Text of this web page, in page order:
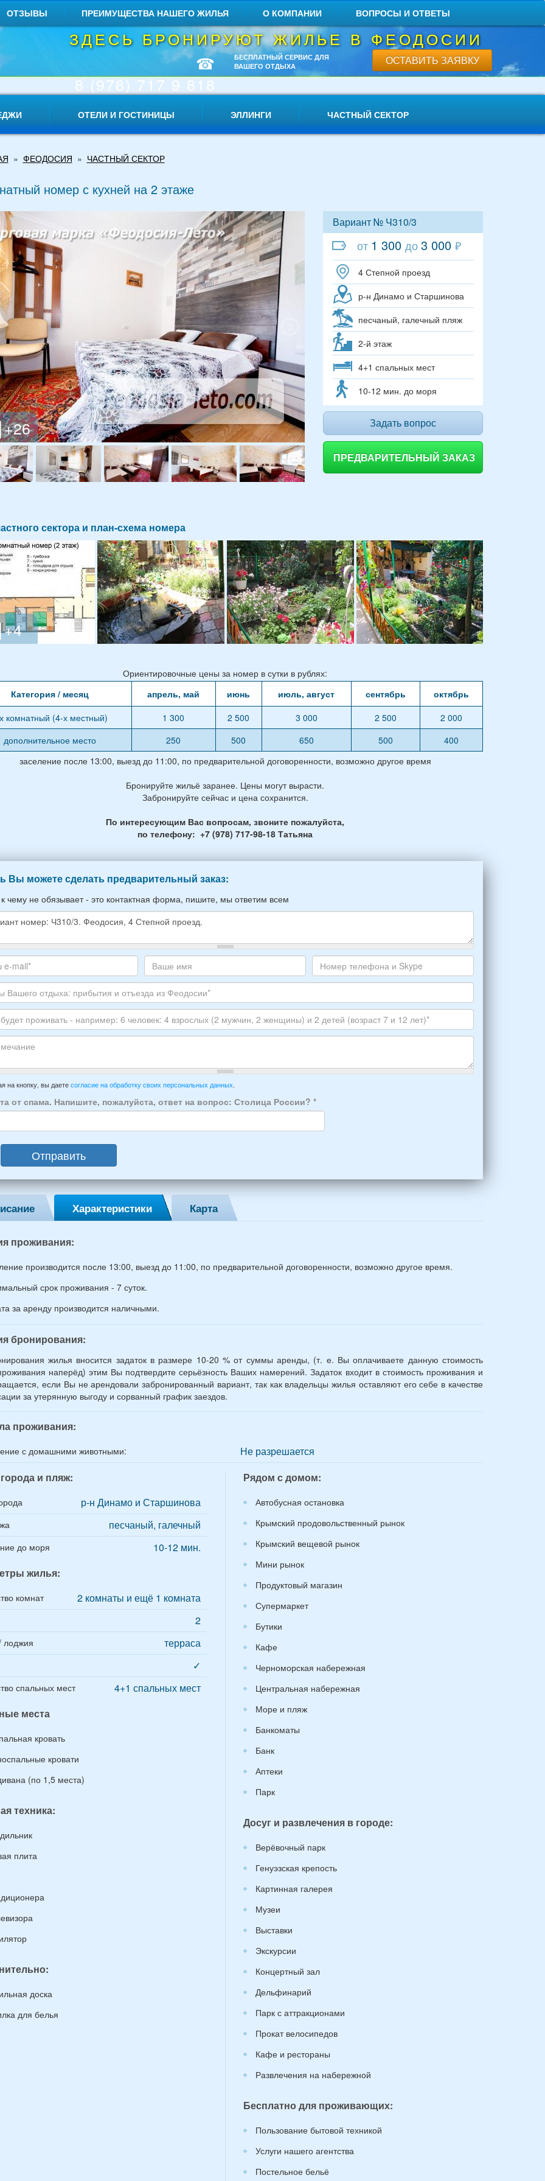
ОТЗЫВЫ ПРЕИМУЩЕСТВА НАШЕГО ЖИЛЬЯ О КОМПАНИИ ВОПРОСЫ И ОТВЕТЫ
ЗДЕСЬ БРОНИРУЮТ ЖИЛЬЕ В ФЕОДОСИИ
☎
8 (978) 717 9 818
БЕСПЛАТНЫЙ СЕРВИС ДЛЯ
ВАШЕГО ОТДЫХА
ОСТАВИТЬ ЗАЯВКУ
ОТЕЛИ И ГОСТИНИЦЫ ЭЛЛИНГИ ЧАСТНЫЙ СЕКТОР
» ФЕОДОСИЯ » ЧАСТНЫЙ СЕКТОР
номер с кухней на 2 этаже
Вариант № Ч310/3
от 1 300до3 000₽
4 Степной проезд
р-н Динамо и Старшинова
песчаный, галечный пляж
2-й этаж
4+1 спальных мест
10-12 мин. до моря
Задать вопрос
ПРЕДВАРИТЕЛЬНЫЙ ЗАКАЗ
сектора и план-схема номера
Ориентировочные цены за номер в сутки в рублях:
Категория / месяц
апрель, май июнь июль, август сентябрь
октябрь
комнатный (4-х местный)
1 300 2 500 3 000 2 500
2 000
дополнительное место
250 500 650 500
400
заселение после 13:00, выезд до 11:00, по предварительной договоренности, возможно другое время
Бронируйте жильё заранее. Цены могут вырасти.
Забронируйте сейчас и цена сохранится.
По интересующим Вас вопросам, звоните пожалуйста,
по телефону: +7 (978) 717-98-18 Татьяна
Вы можете сделать предварительный заказ:
чему не обязывает - это контактная форма, пишите, мы ответим всем
Ваше
имя
Номер
и
Skype
на кнопку, вы даетесогласие на обработку своих персональных данных.
от спама. Напишите, пожалуйста, ответ на вопрос: Столица России? *
Отправить
Характеристики Карта
проживания:
производится после 13:00, выезд до 11:00, по предварительной договоренности, возможно другое время.
срок проживания - 7 суток.
за аренду производится наличными.
бронирования:
жилья вносится задаток в размере 10-20 % от суммы аренды, (т. е. Вы оплачиваете данную стоимость
наперёд) этим Вы подтвердите серьёзность Ваших намерений. Задаток входит в стоимость проживания и
если Вы не арендовали забронированный вариант, так как владельцы жилья оставляют его себе в качестве
за утерянную выгоду и сорванный график заездов.
проживания:
с домашними животными:
Не разрешается
и пляж:
р-н Динамо и Старшинова
песчаный, галечный
до моря
10-12 мин.
жилья:
комнат 2 комнаты и ещё 1 комната
2
лоджия терраса
✓
спальных мест
4+1 спальных мест
места
кровать
кровати
(по 1,5 места)
техника:
плита
доска
для белья
Рядом с домом:
Автобусная остановка
Крымский продовольственный рынок
Крымский вещевой рынок
Мини рынок
Продуктовый магазин
Супермаркет
Бутики
Кафе
Черноморская набережная
Центральная набережная
Море и пляж
Банкоматы
Банк
Аптеки
Парк
Досуг и развлечения в городе:
Верёвочный парк
Генуэзская крепость
Картинная галерея
Музеи
Выставки
Экскурсии
Концертный зал
Дельфинарий
Парк с аттракционами
Прокат велосипедов
Кафе и рестораны
Развлечения на набережной
Бесплатно для проживающих:
Пользование бытовой техникой
Услуги нашего агентства
Постельное бельё